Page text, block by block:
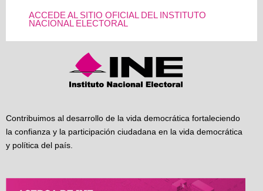
ACCEDE AL SITIO OFICIAL DEL INSTITUTO
NACIONAL ELECTORAL
Contribuimos al desarrollo de la vida democrática fortaleciendo
la confianza y la participación ciudadana en la vida democrática
y política del país.